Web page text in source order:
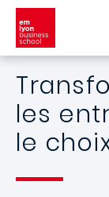
Aller au contenu
les
le